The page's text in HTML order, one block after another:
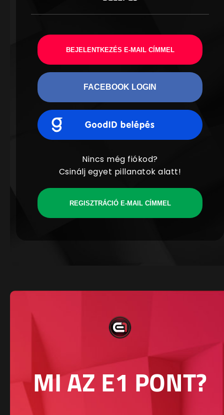
BEJELENTKEZÉS E-MAIL CÍMMEL
FACEBOOK LOGIN
Nincs még fiókod?
Csinálj egyet pillanatok alatt!
REGISZTRÁCIÓ E-MAIL CÍMMEL
MI AZ E1 PONT?